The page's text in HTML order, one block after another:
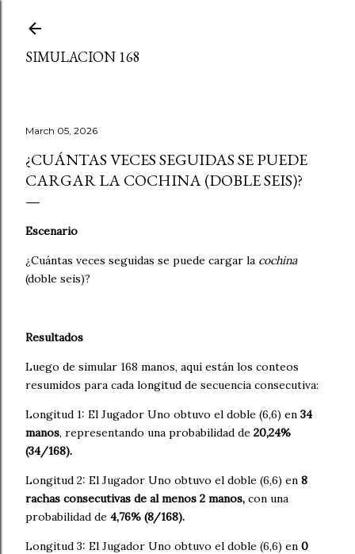
SIMULACION 168
March 05, 2026
¿CUÁNTAS VECES SEGUIDAS SE PUEDE
CARGAR LA COCHINA (DOBLE SEIS)?
Escenario
¿Cuántas veces seguidas se puede cargar la cochina
(doble seis)?
Resultados
Luego de simular 168 manos, aquí están los conteos
resumidos para cada longitud de secuencia consecutiva:
Longitud 1: El Jugador Uno obtuvo el doble (6,6) en 34
manos, representando una probabilidad de 20,24%
(34/168).
Longitud 2: El Jugador Uno obtuvo el doble (6,6) en 8
rachas consecutivas de al menos 2 manos, con una
probabilidad de 4,76% (8/168).
Longitud 3: El Jugador Uno obtuvo el doble (6,6) en 0